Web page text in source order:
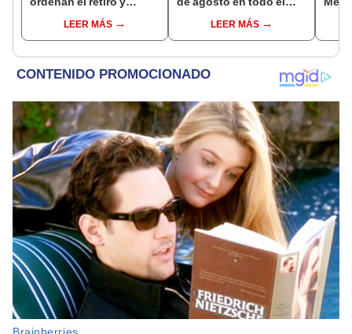
productos médicos
contra el cáncer por
LEER MÁS
hasta las 7 p.m.
LEER MÁS